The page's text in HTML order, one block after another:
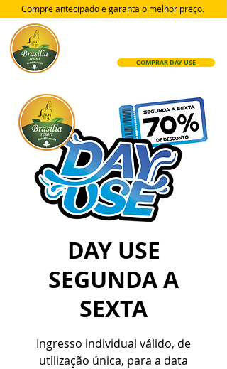
COMPRAR DAY USE
Compre antecipado e garanta o melhor preço.
DAY USE
SEGUNDA A
SEXTA
Ingresso individual válido, de
utilização única, para a data